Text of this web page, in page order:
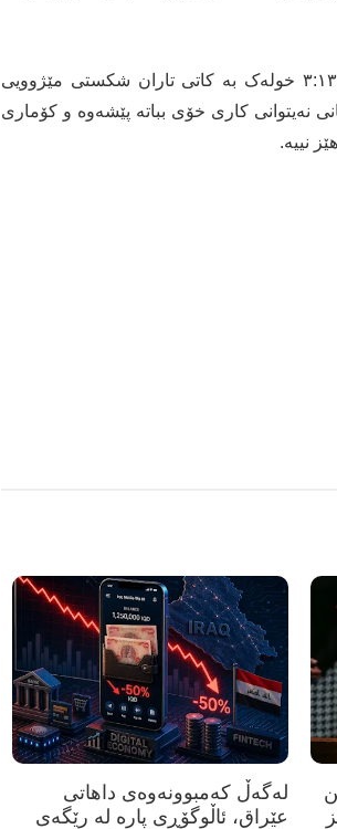
خەتیب زادە جەختی کرد: بەڵام گرینگترین لایەنی ٢٧ ی ڕەزبەر لە کاتژمێر ٣:١٣ خولەک بە کاتی تاران شکستی مێژوویی
نەیتوانی کاری خۆی بباتە پێشەوە و کۆماری
نییە.
لەگەڵ کەمبوونەوەی داهاتی
عێراق، ئاڵوگۆڕی پارە لە رێگەی